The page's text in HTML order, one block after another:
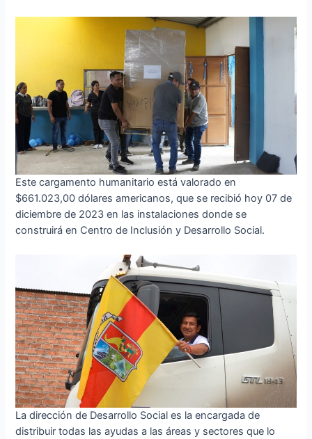
Este cargamento humanitario está valorado en
$661.023,00 dólares americanos, que se recibió hoy 07 de
diciembre de 2023 en las instalaciones donde se
construirá en Centro de Inclusión y Desarrollo Social.
La dirección de Desarrollo Social es la encargada de
distribuir todas las ayudas a las áreas y sectores que lo